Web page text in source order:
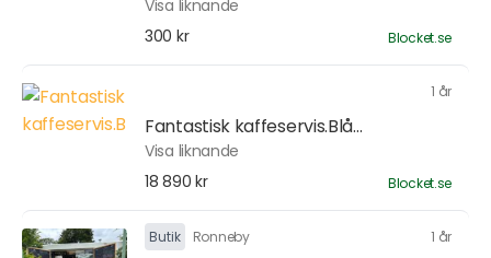
Visa liknande
300 kr
Blocket.se
1 år
Fantastisk kaffeservis.Blå...
Visa liknande
18 890 kr
Blocket.se
Butik Ronneby 1 år